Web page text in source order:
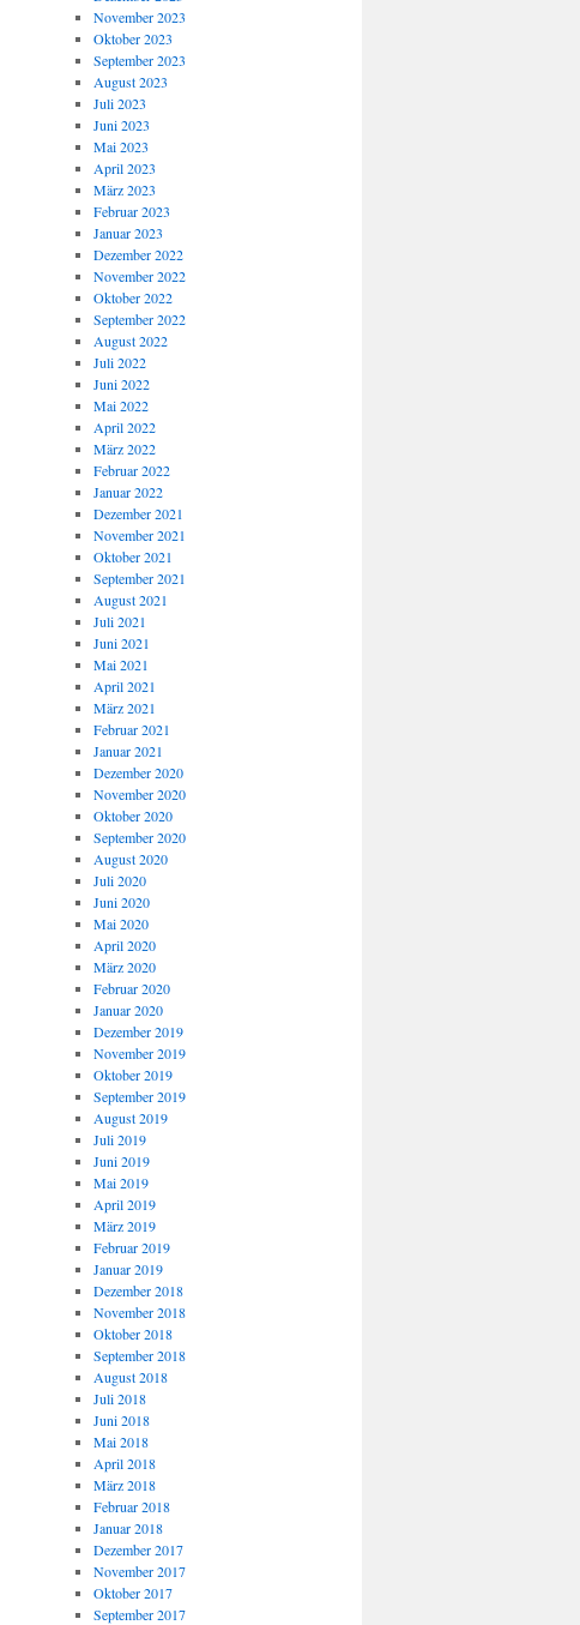
November 2023
Oktober 2023
September 2023
August 2023
Juli 2023
Juni 2023
Mai 2023
April 2023
März 2023
Februar 2023
Januar 2023
Dezember 2022
November 2022
Oktober 2022
September 2022
August 2022
Juli 2022
Juni 2022
Mai 2022
April 2022
März 2022
Februar 2022
Januar 2022
Dezember 2021
November 2021
Oktober 2021
September 2021
August 2021
Juli 2021
Juni 2021
Mai 2021
April 2021
März 2021
Februar 2021
Januar 2021
Dezember 2020
November 2020
Oktober 2020
September 2020
August 2020
Juli 2020
Juni 2020
Mai 2020
April 2020
März 2020
Februar 2020
Januar 2020
Dezember 2019
November 2019
Oktober 2019
September 2019
August 2019
Juli 2019
Juni 2019
Mai 2019
April 2019
März 2019
Februar 2019
Januar 2019
Dezember 2018
November 2018
Oktober 2018
September 2018
August 2018
Juli 2018
Juni 2018
Mai 2018
April 2018
März 2018
Februar 2018
Januar 2018
Dezember 2017
November 2017
Oktober 2017
September 2017